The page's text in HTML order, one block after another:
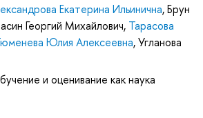
Екатерина Ильинична,Брун
Георгий Михайлович, Тарасова
Юлия Алексеевна,Угланова
и оценивание как наука